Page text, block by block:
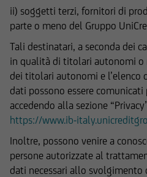
ii) soggetti terzi, fornitori di
parte o meno del Gruppo
Tali destinatari, a seconda dei
in qualità di titolari autonomi o
dei titolari autonomi e l’elenco
dati possono essere
accedendo alla sezione
https://www.ib-
Inoltre, possono venire a
persone autorizzate al
dati necessari allo svolgimento
prese autonomamente
delle informazioni e
UniCredit Bank -
società del Gruppo
potrebbero avere
interessi rispetto agli
finanziari cui si
documenti pubblicati
potrebbero di volta in
o vendere strumenti